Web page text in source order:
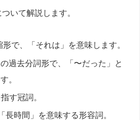
いて解説します。
形で、「それは」を意味します。
過去分詞形で、「〜だった」と
。
す冠詞。
長時間」を意味する形容詞。